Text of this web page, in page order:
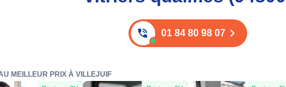
01 84 80 98 07
MEILLEUR PRIX À VILLEJUIF